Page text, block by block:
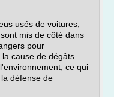
usés de voitures,
mis de côté dans
pour
cause de dégâts
ce qui
défense de